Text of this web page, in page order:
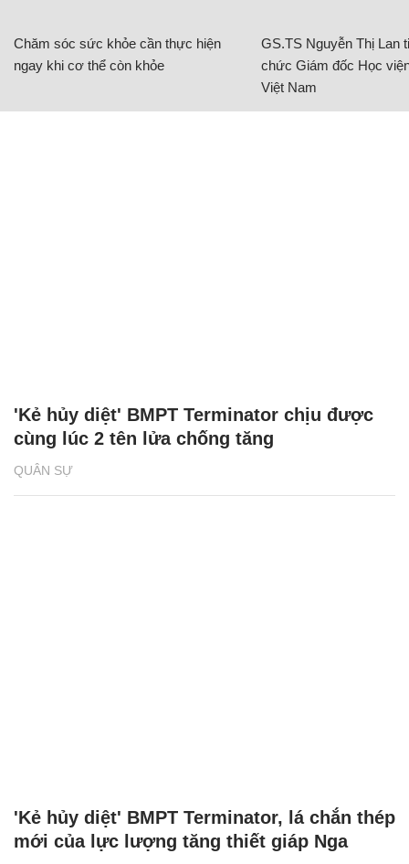
Chăm sóc sức khỏe cần thực hiện
ngay khi cơ thể còn khỏe
GS.TS Nguyễn Thị Lan
chức Giám đốc Học
Việt Nam
QUÂN SỰ
'Kẻ hủy diệt' BMPT Terminator chịu được
cùng lúc 2 tên lửa chống tăng
'Kẻ hủy diệt' BMPT Terminator, lá chắn thép
mới của lực lượng tăng thiết giáp Nga